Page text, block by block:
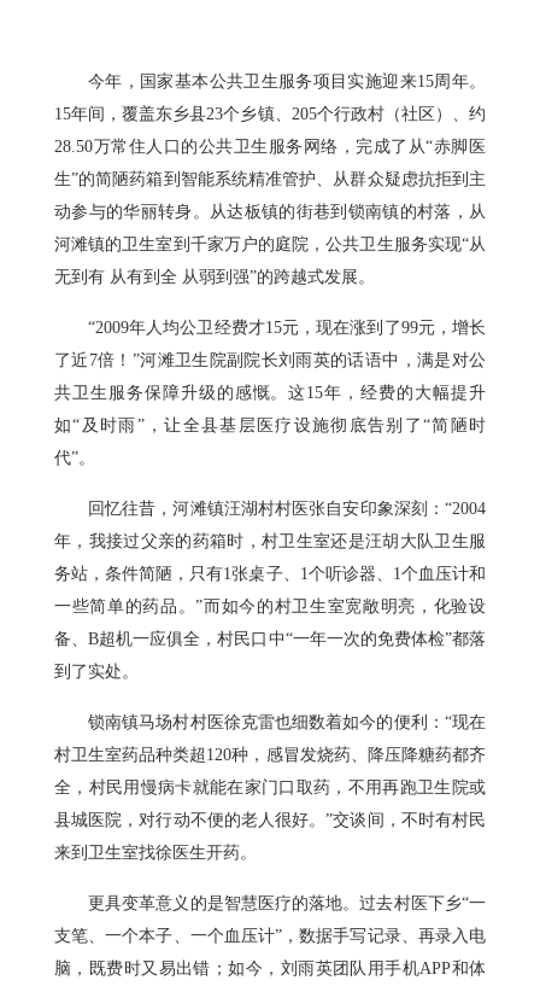
今年，国家基本公共卫生服务项目实施迎来15周年。
15年间，覆盖东乡县23个乡镇、205个行政村（社区）、约
28.50万常住人口的公共卫生服务网络，完成了从“赤脚医
生”的简陋药箱到智能系统精准管护、从群众疑虑抗拒到主
动参与的华丽转身。从达板镇的街巷到锁南镇的村落，从
河滩镇的卫生室到千家万户的庭院，公共卫生服务实现“从
无到有 从有到全 从弱到强”的跨越式发展。
“2009年人均公卫经费才15元，现在涨到了99元，增长
了近7倍！”河滩卫生院副院长刘雨英的话语中，满是对公
共卫生服务保障升级的感慨。这15年，经费的大幅提升
如“及时雨”，让全县基层医疗设施彻底告别了“简陋时
代”。
回忆往昔，河滩镇汪湖村村医张自安印象深刻：“2004
年，我接过父亲的药箱时，村卫生室还是汪胡大队卫生服
务站，条件简陋，只有1张桌子、1个听诊器、1个血压计和
一些简单的药品。”而如今的村卫生室宽敞明亮，化验设
备、B超机一应俱全，村民口中“一年一次的免费体检”都落
到了实处。
锁南镇马场村村医徐克雷也细数着如今的便利：“现在
村卫生室药品种类超120种，感冒发烧药、降压降糖药都齐
全，村民用慢病卡就能在家门口取药，不用再跑卫生院或
县城医院，对行动不便的老人很好。”交谈间，不时有村民
来到卫生室找徐医生开药。
更具变革意义的是智慧医疗的落地。过去村医下乡“一
支笔、一个本子、一个血压计”，数据手写记录、再录入电
脑，既费时又易出错；如今，刘雨英团队用手机APP和体